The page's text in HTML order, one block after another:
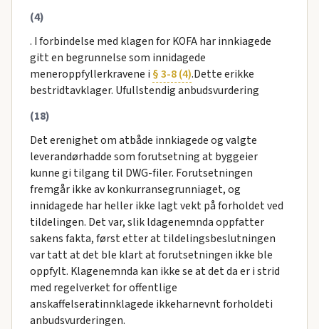
(4)
. I forbindelse med klagen for KOFA har innkiagede
gitt en begrunnelse som innidagede
meneroppfyllerkravene i § 3-8 (4).Dette erikke
bestridtavklager. Ufullstendig anbudsvurdering
(18)
Det erenighet om atbåde innkiagede og valgte
leverandørhadde som forutsetning at byggeier
kunne gi tilgang til DWG-filer. Forutsetningen
fremgår ikke av konkurransegrunniaget, og
innidagede har heller ikke lagt vekt på forholdet ved
tildelingen. Det var, slik ldagenemnda oppfatter
sakens fakta, først etter at tildelingsbeslutningen
var tatt at det ble klart at forutsetningen ikke ble
oppfylt. Klagenemnda kan ikke se at det da er i strid
med regelverket for offentlige
anskaffelseratinnklagede ikkeharnevnt forholdeti
anbudsvurderingen.